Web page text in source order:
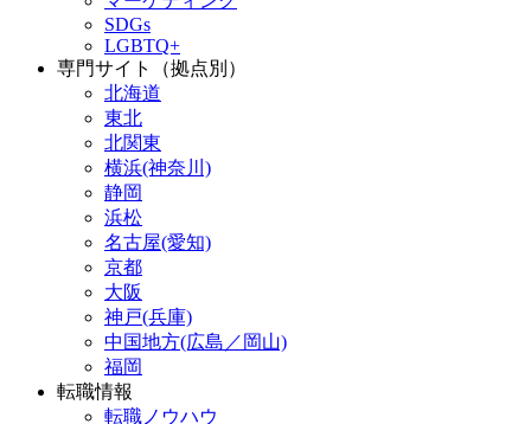
SDGs
LGBTQ+
専門サイト（拠点別）
北海道
東北
北関東
横浜(神奈川)
静岡
浜松
名古屋(愛知)
京都
大阪
神戸(兵庫)
中国地方(広島／岡山)
福岡
転職情報
転職ノウハウ